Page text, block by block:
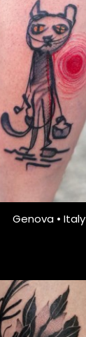
Genova • Italy